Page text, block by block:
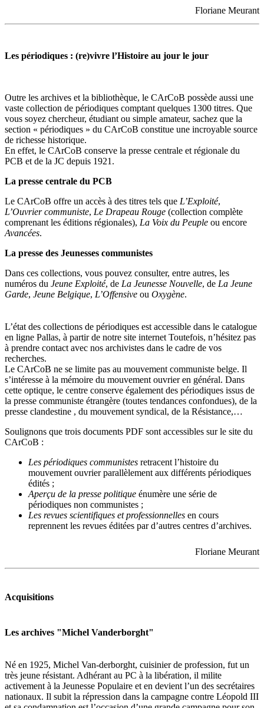
Floriane Meurant
Les périodiques : (re)vivre l’Histoire au jour le jour
Outre les archives et la bibliothèque, le CArCoB possède aussi une
vaste collection de périodiques comptant quelques 1300 titres. Que
vous soyez chercheur, étudiant ou simple amateur, sachez que la
section « périodiques » du CArCoB constitue une incroyable source
de richesse historique.
En effet, le CArCoB conserve la presse centrale et régionale du
PCB et de la JC depuis 1921.
La presse centrale du PCB
Le CArCoB offre un accès à des titres tels que L’Exploité,
L’Ouvrier communiste, Le Drapeau Rouge (collection complète
comprenant les éditions régionales), La Voix du Peuple ou encore
Avancées.
La presse des Jeunesses communistes
Dans ces collections, vous pouvez consulter, entre autres, les
numéros du Jeune Exploité, de La Jeunesse Nouvelle, de La Jeune
Garde, Jeune Belgique, L’Offensive ou Oxygène.
L’état des collections de périodiques est accessible dans le catalogue
en ligne Pallas, à partir de notre site internet Toutefois, n’hésitez pas
à prendre contact avec nos archivistes dans le cadre de vos
recherches.
Le CArCoB ne se limite pas au mouvement communiste belge. Il
s’intéresse à la mémoire du mouvement ouvrier en général. Dans
cette optique, le centre conserve également des périodiques issus de
la presse communiste étrangère (toutes tendances confondues), de la
presse clandestine , du mouvement syndical, de la Résistance,…
Soulignons que trois documents PDF sont accessibles sur le site du
CArCoB :
Les périodiques communistes retracent l’histoire du
mouvement ouvrier parallèlement aux différents périodiques
édités ;
Aperçu de la presse politique énumère une série de
périodiques non communistes ;
Les revues scientifiques et professionnelles en cours
reprennent les revues éditées par d’autres centres d’archives.
Floriane Meurant
Acquisitions
Les archives "Michel Vanderborght"
Né en 1925, Michel Van-derborght, cuisinier de profession, fut un
très jeune résistant. Adhérant au PC à la libération, il milite
activement à la Jeunesse Populaire et en devient l’un des secrétaires
nationaux. Il subit la répression dans la campagne contre Léopold III